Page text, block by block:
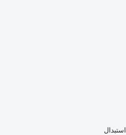
استبدال